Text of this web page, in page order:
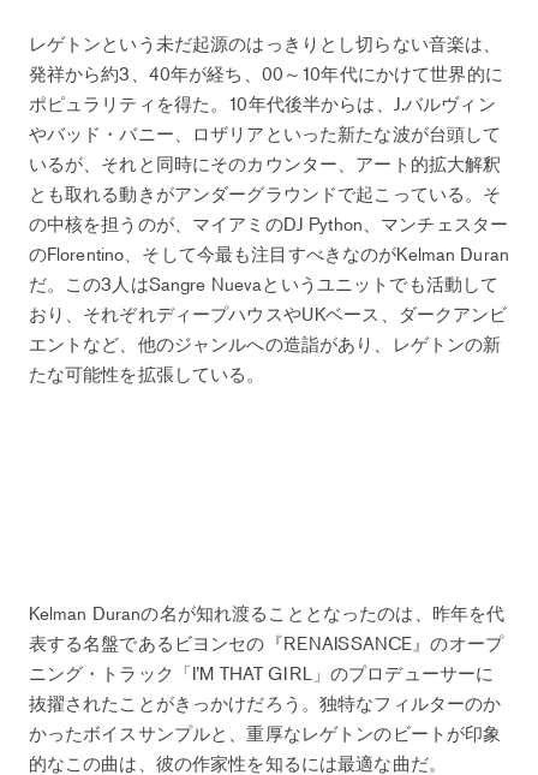
レゲトンという未だ起源のはっきりとし切らない音楽は、
発祥から約3、40年が経ち、00～10年代にかけて世界的に
ポピュラリティを得た。10年代後半からは、J.バルヴィン
やバッド・バニー、ロザリアといった新たな波が台頭して
いるが、それと同時にそのカウンター、アート的拡大解釈
とも取れる動きがアンダーグラウンドで起こっている。そ
の中核を担うのが、マイアミのDJ Python、マンチェスター
のFlorentino、そして今最も注目すべきなのがKelman Duran
だ。この3人はSangre Nuevaというユニットでも活動して
おり、それぞれディープハウスやUKベース、ダークアンビ
エントなど、他のジャンルへの造詣があり、レゲトンの新
たな可能性を拡張している。
Kelman Duranの名が知れ渡ることとなったのは、昨年を代
表する名盤であるビヨンセの『RENAISSANCE』のオープ
ニング・トラック「I’M THAT GIRL」のプロデューサーに
抜擢されたことがきっかけだろう。独特なフィルターのか
かったボイスサンプルと、重厚なレゲトンのビートが印象
的なこの曲は、彼の作家性を知るには最適な曲だ。